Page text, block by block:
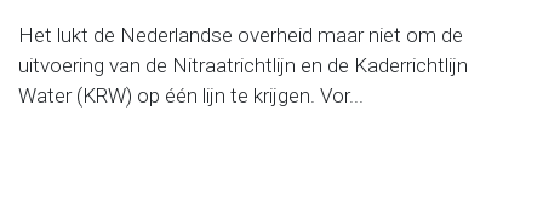
Het lukt de Nederlandse overheid maar niet om de
uitvoering van de Nitraatrichtlijn en de Kaderrichtlijn
Water (KRW) op één lijn te krijgen. Vor...